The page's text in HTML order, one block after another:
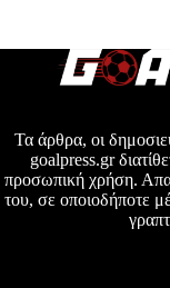
Τα άρθρα, οι
goalpress.gr
προσωπική χρήση.
του, σε οποιοδήποτε